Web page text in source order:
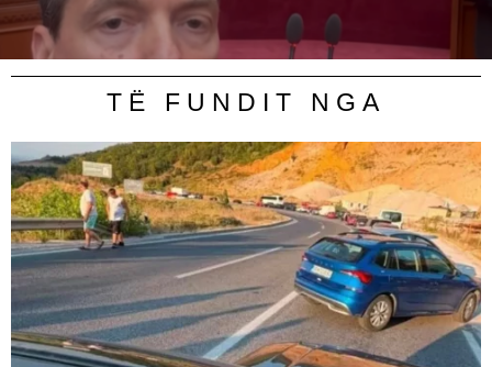
TË FUNDIT NGA